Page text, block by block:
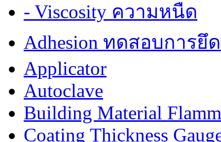
- Viscosity ความหนืด
Adhesion ทดสอบการยึ
Applicator
Autoclave
Building Material
Coating Thickness